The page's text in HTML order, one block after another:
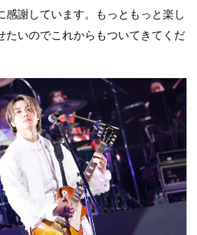
感謝しています。もっともっと楽し
たいのでこれからもついてきてくだ